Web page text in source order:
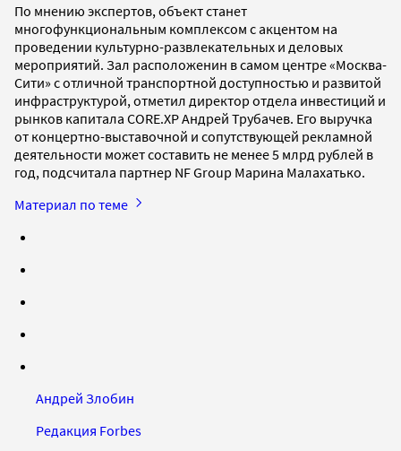
По мнению экспертов, объект станет
многофункциональным комплексом с акцентом на
проведении культурно-развлекательных и деловых
мероприятий. Зал расположенин в самом центре «Москва-
Cити» с отличной транспортной доступностью и развитой
инфраструктурой, отметил директор отдела инвестиций и
рынков капитала CORE.XP Андрей Трубачев. Его выручка
от концертно-выставочной и сопутствующей рекламной
деятельности может составить не менее 5 млрд рублей в
год, подсчитала партнер NF Group Марина Малахатько.
Материал по теме
Андрей Злобин
Редакция Forbes